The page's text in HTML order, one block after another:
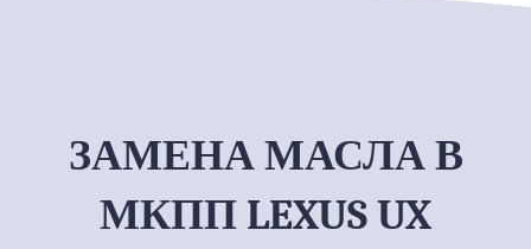
ЗАМЕНА МАСЛА В
МКПП LEXUS UX